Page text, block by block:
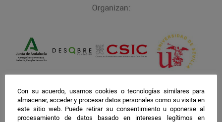
Con su acuerdo, usamos cookies o tecnologías similares para
almacenar, acceder y procesar datos personales como su visita en
este sitio web. Puede retirar su consentimiento u oponerse al
procesamiento de datos basado en intereses legítimos en